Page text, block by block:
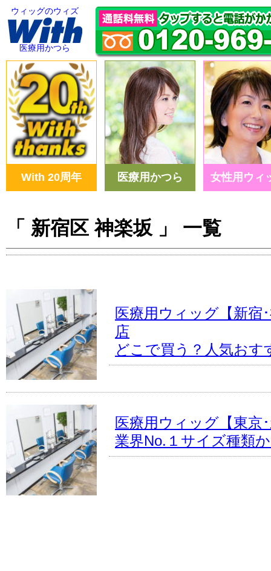
ウィッグのウィズ
医療用かつら
With 20周年 医療用かつら 女性用ウィ
「 新宿区 神楽坂 」 一覧
医療用ウィッグ【新宿
店
どこで買う？人気おす
医療用ウィッグ【東京
業界No.１サイズ種類